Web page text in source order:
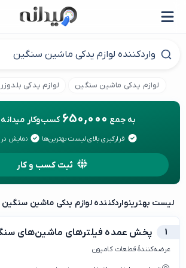
لوازم یدکی ماشین سنگین لوازم یدکی بلدوزر
به جمع 650,000 کسب‌وکار میدانه
قرارگیری بالای لیست بهترین‌ها نمایش
ثبت کسب و کار
لیست بهترینواردکننده لوازم یدکی ماشین سنگین
1 پخش عمده فیلترهای ماشین‌های
عرضه‌کنندهٔ قطعات کامیون